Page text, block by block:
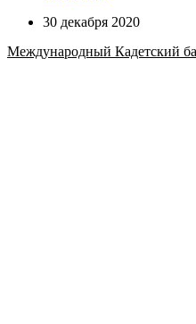
30 декабря 2020
Международный Кадетский